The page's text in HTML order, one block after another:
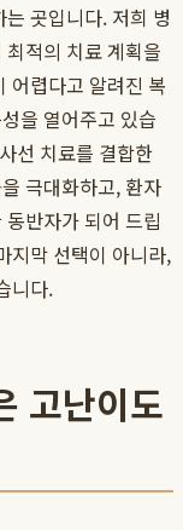
곳입니다. 저희 병
적의 치료 계획을
어렵다고 알려진 복
을 열어주고 있습
선 치료를 결합한
극대화하고, 환자
반자가 되어 드립
지막 선택이 아니라,
니다.
고난이도